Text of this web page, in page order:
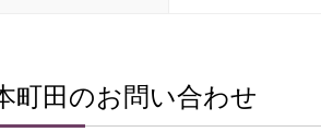
町田のお問い合わせ